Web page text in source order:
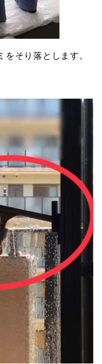
そり落とします。